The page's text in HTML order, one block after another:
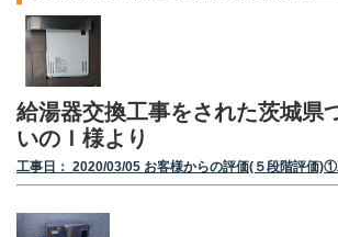
給湯器交換工事をされた茨城県
いのＩ様より
工事日： 2020/03/05 お客様からの評価(５段階評価